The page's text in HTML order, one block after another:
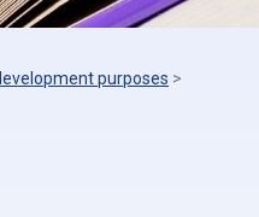
purposes >